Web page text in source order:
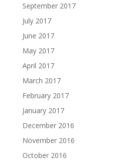
September 2017
July 2017
June 2017
May 2017
April 2017
March 2017
February 2017
January 2017
December 2016
November 2016
October 2016